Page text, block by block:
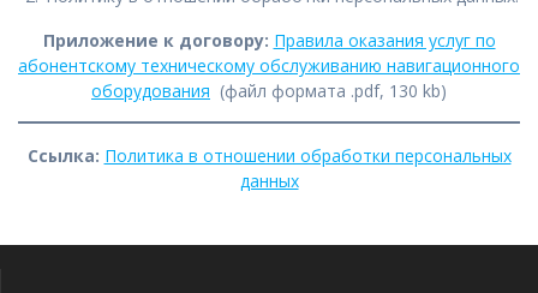
Приложение к договору: Правила оказания услуг по
абонентскому техническому обслуживанию навигационного
оборудования (файл формата .pdf, 130 kb)
Ссылка: Политика в отношении обработки персональных
данных